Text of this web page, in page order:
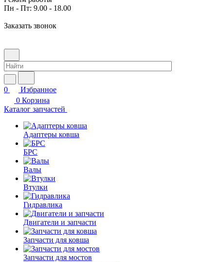
Пн - Пт: 9.00 - 18.00
Заказать звонок
0
Избранное
0 Корзина
Каталог запчастей
Адаптеры ковша
БРС
Валы
Втулки
Гидравлика
Двигатели и запчасти
Запчасти для ковша
Запчасти для мостов